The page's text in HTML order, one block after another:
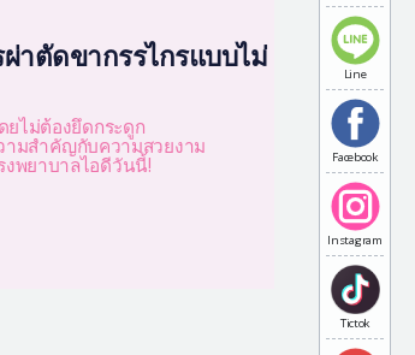
Line
Facebook
Instagram
Tictok
าตัดขากรรไกรแบบไม่
ยไม่ต้องยึดกระดูก
ามสำคัญกับความสวยงาม
งพยาบาลไอดีวันนี้!